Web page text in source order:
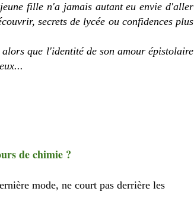
fille n'a jamais autant eu envie d'aller
secrets de lycée ou confidences plus
que l'identité de son amour épistolaire
de chimie ?
mode, ne court pas derrière les